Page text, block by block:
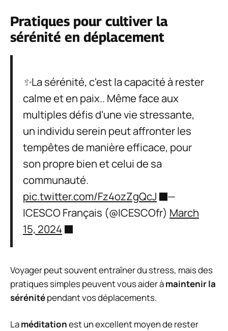
Pratiques pour cultiver la
sérénité en déplacement
✨La sérénité, c'est la capacité à rester
calme et en paix.. Même face aux
multiples défis d'une vie stressante,
un individu serein peut affronter les
tempêtes de manière efficace, pour
son propre bien et celui de sa
communauté.
pic.twitter.com/Fz4ozZgQcJ
—
ICESCO Français (@ICESCOfr) March
15, 2024
Voyager peut souvent entraîner du stress, mais des
pratiques simples peuvent vous aider àmaintenir la
sérénitépendant vos déplacements.
Laméditationest un excellent moyen de rester